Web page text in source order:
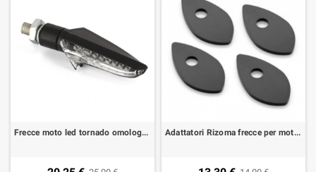
Frecce moto led tornado omologate Adattatori Rizoma frecce per moto FR216B per Honda, Kawasaki ER-6N 09-, Ducati 1199 Panigale (4 pz per 2 frecce)